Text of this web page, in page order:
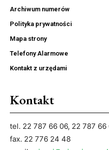
Archiwum numerów
Polityka prywatności
Mapa strony
Telefony Alarmowe
Kontakt z urzędami
Kontakt
tel. 22 787 66 06, 22 787 66
fax. 22 776 24 48